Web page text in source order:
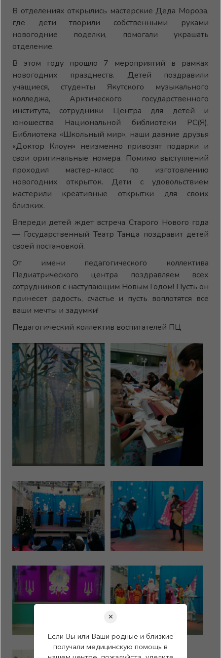
В отделениях открылись мастерские Деда Мороза,
где дети творили собственными руками
новогодние поделки, помогали украшать
отделение.
В этом году прошло 7 мероприятий в рамках
новогодних празднеств. Детей поздравили
учащиеся, студенты Якутского музыкального
колледжа, Арктического государственного
института, сотрудники Центра для детей и
юношества Национальной библиотеки РС(Я),
Библиотека «Школьный мир», наши давние друзья
«Доктор Клоун» неизменно привозят подарки и
свои оригинальные номера. Помимо выступлений
проходил мастер-класс по изготовлению
новогодних открыток. Дети с удовольствием
мастерили креативные открытки для своих
близких.
Впереди детей ждет встреча Старого Нового года
— Государственный Театр Танца поздравит детей
своей постановкой.
От имени педагогического коллектива
Педиатрического центра поздравляем всех
сотрудников с наступающим Новым Годом! Пусть он
принесет радость, счастье и пусть воплотятся все
ваши мечты и задумки!
Педагогический коллектив воспитателей ПЦ
✕
Если Вы или Ваши родные и близкие
получали медицинскую помощь в